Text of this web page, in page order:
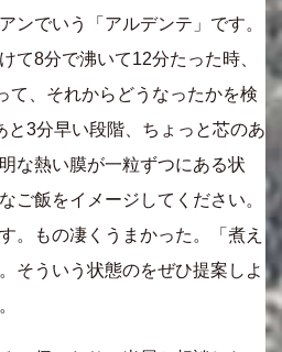
ンでいう「アルデンテ」です。
て8分で沸いて12分たった時、
て、それからどうなったかを検
と3分早い段階、ちょっと芯のあ
な熱い膜が一粒ずつにある状
ご飯をイメージしてください。
。もの凄くうまかった。「煮え
そういう状態のをぜひ提案しよ